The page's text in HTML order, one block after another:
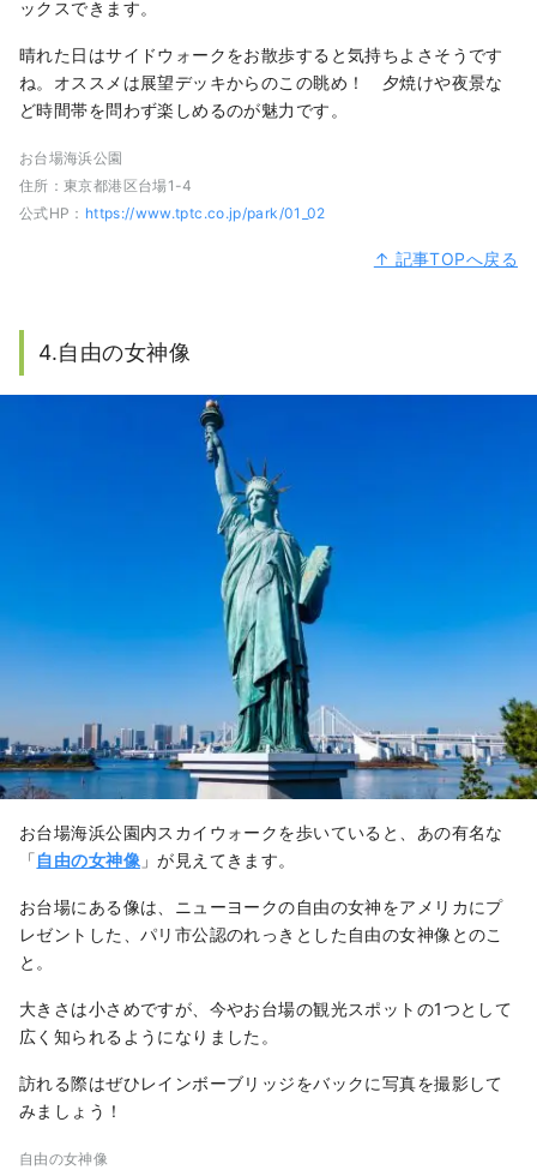
ックスできます。
晴れた日はサイドウォークをお散歩すると気持ちよさそうです
ね。オススメは展望デッキからのこの眺め！ 夕焼けや夜景な
ど時間帯を問わず楽しめるのが魅力です。
お台場海浜公園
住所：東京都港区台場1-4
公式HP： https://www.tptc.co.jp/park/01_02
↑ 記事TOPへ戻る
4.自由の女神像
お台場海浜公園内スカイウォークを歩いていると、あの有名な
「自由の女神像 」が見えてきます。
お台場にある像は、ニューヨークの自由の女神をアメリカにプ
レゼントした、パリ市公認のれっきとした自由の女神像とのこ
と。
大きさは小さめですが、今やお台場の観光スポットの1つとして
広く知られるようになりました。
訪れる際はぜひレインボーブリッジをバックに写真を撮影して
みましょう！
自由の女神像